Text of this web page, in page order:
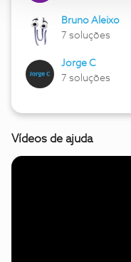
Bruno Aleixo
7 soluções
Jorge C
7 soluções
Vídeos de ajuda